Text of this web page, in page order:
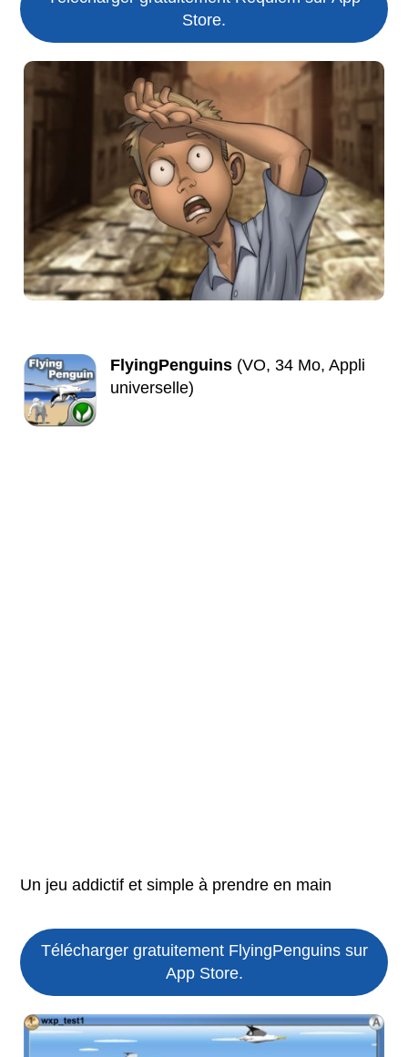
Store.
FlyingPenguins (VO, 34 Mo, Appli
universelle)
Un jeu addictif et simple à prendre en main
Télécharger gratuitement FlyingPenguins sur
App Store.